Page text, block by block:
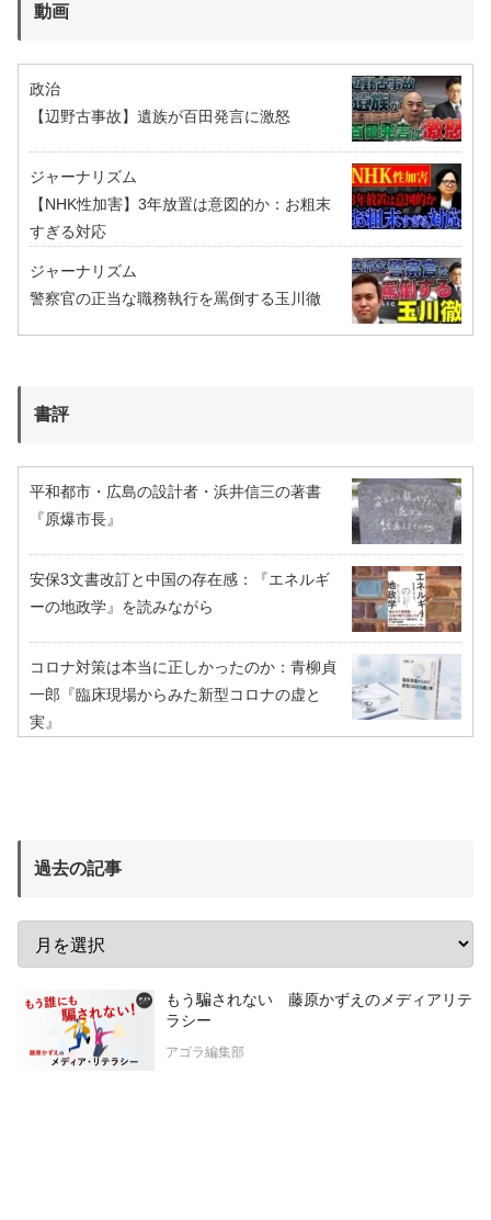
動画
政治
【辺野古事故】遺族が百田発言に激怒
ジャーナリズム
【NHK性加害】3年放置は意図的か：お粗末
すぎる対応
ジャーナリズム
警察官の正当な職務執行を罵倒する玉川徹
書評
平和都市・広島の設計者・浜井信三の著書
『原爆市長』
安保3文書改訂と中国の存在感：『エネルギ
ーの地政学』を読みながら
コロナ対策は本当に正しかったのか：青柳貞
一郎『臨床現場からみた新型コロナの虚と
実』
過去の記事
もう騙されない 藤原かずえのメディアリテ
ラシー
アゴラ編集部